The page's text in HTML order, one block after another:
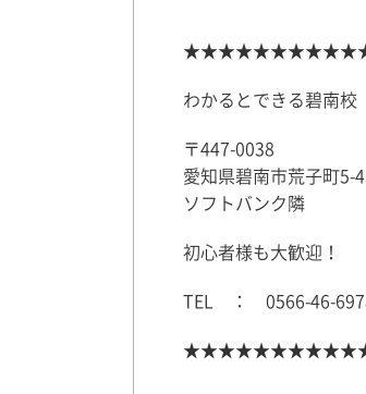
わかるとできる碧南校
〒447-0038
愛知県碧南市荒子町5-
ソフトバンク隣
初心者様も大歓迎！
TEL ： 0566-46-